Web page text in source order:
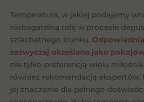
Temperatura, w jakiej podajemy
niebagatelną rolę w procesie
szlachetnego trunku.
zazwyczaj określana jako
nie tylko preferencją wielu
również rekomendacją ekspertów,
jej znaczenie dla pełnego